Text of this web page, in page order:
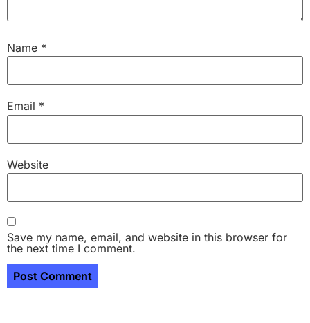
Name *
Email *
Website
Save my name, email, and website in this browser for
the next time I comment.